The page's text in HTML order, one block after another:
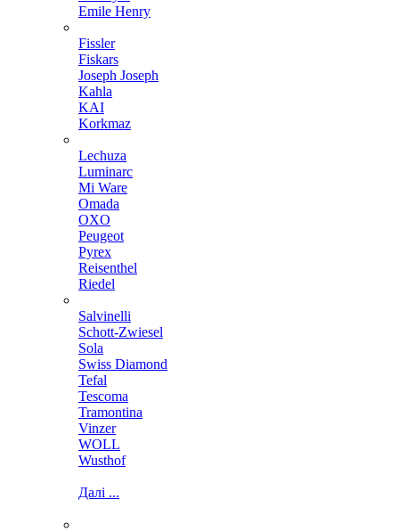
Emile Henry
Fissler
Fiskars
Joseph Joseph
Kahla
KAI
Korkmaz
Lechuza
Luminarc
Mi Ware
Omada
OXO
Peugeot
Pyrex
Reisenthel
Riedel
Salvinelli
Schott-Zwiesel
Sola
Swiss Diamond
Tefal
Tescoma
Tramontina
Vinzer
WOLL
Wusthof
Далі ...